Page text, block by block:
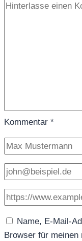
Kommentar *
Name, E-Mail-
Browser für meinen